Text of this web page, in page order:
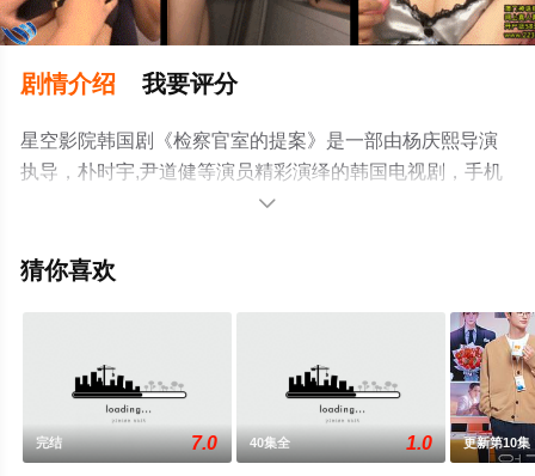
剧情介绍 我要评分
星空影院韩国剧《检察官室的提案》是一部由杨庆熙导演
执导，朴时宇,尹道健等演员精彩演绎的韩国电视剧，手机
免费观看高清无删减完整版电视剧全集就上星空电影网，
台了解。

猜你喜欢
完结 7.0 40集全 1.0 更新第10集